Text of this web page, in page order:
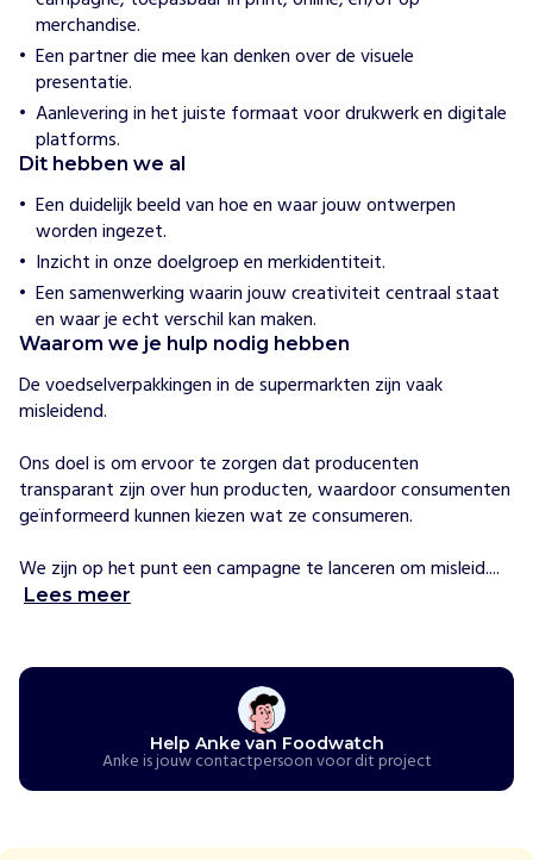
F
o
o
d
w
a
t
c
h
o
n
t
h
u
l
t
i
s
l
i
d
d
k
t
merchandise.
Een partner die mee kan denken over de visuele
presentatie.
Aanlevering in het juiste formaat voor drukwerk en digitale
platforms.
Dit hebben we al
Een duidelijk beeld van hoe en waar jouw ontwerpen
worden ingezet.
Inzicht in onze doelgroep en merkidentiteit.
Een samenwerking waarin jouw creativiteit centraal staat
en waar je echt verschil kan maken.
Waarom we je hulp nodig hebben
De voedselverpakkingen in de supermarkten zijn vaak
misleidend.
Ons doel is om ervoor te zorgen dat producenten
transparant zijn over hun producten, waardoor consumenten
geïnformeerd kunnen kiezen wat ze consumeren.
We zijn op het punt een campagne te lanceren om misleid....
Lees meer
Help Anke van Foodwatch
Anke is jouw contactpersoon voor dit project